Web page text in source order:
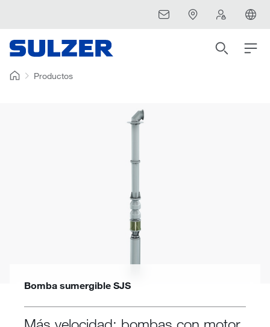
Productos
Bomba sumergible SJS
Más velocidad: bombas con motor